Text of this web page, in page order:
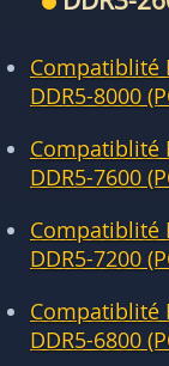
Compatiblité
DDR5-8000
Compatiblité
DDR5-7600
Compatiblité
DDR5-7200
Compatiblité
DDR5-6800